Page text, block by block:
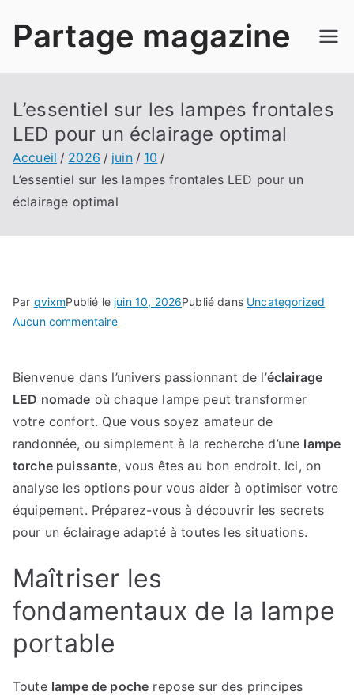
Partage magazine
L’essentiel sur les lampes frontales
LED pour un éclairage optimal
Accueil 2026 juin
10
L’essentiel sur les lampes frontales LED pour un
éclairage optimal
Par qvixmPublié le juin 10, 2026Publié dans Uncategorized
Aucun commentairesur
les
lampes
frontales
LED
éclairage
optimal
Bienvenue dans l’univers passionnant de l’éclairage
LED nomade où chaque lampe peut transformer
votre confort. Que vous soyez amateur de
randonnée, ou simplement à la recherche d’une lampe
torche puissante, vous êtes au bon endroit. Ici, on
analyse les options pour vous aider à optimiser votre
équipement. Préparez-vous à découvrir les secrets
pour un éclairage adapté à toutes les situations.
Maîtriser les
fondamentaux de la lampe
portable
Toute lampe de poche repose sur des principes